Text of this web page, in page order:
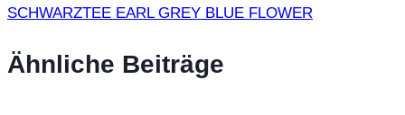
SCHWARZTEE EARL GREY BLUE FLOWER
Ähnliche Beiträge